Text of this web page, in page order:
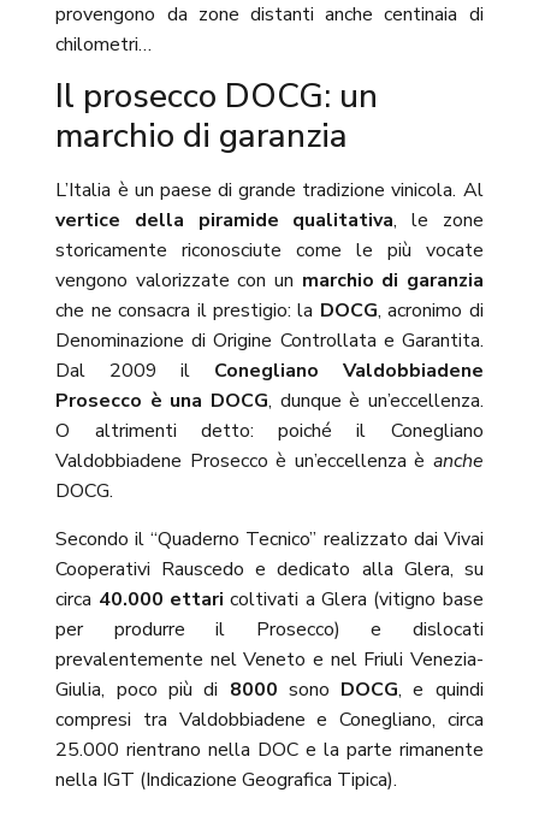
provengono da zone distanti anche centinaia di
chilometri…
Il prosecco DOCG: un
marchio di garanzia
L’Italia è un paese di grande tradizione vinicola. Al
vertice della piramide qualitativa, le zone
storicamente riconosciute come le più vocate
vengono valorizzate con un marchio di garanzia
che ne consacra il prestigio: la DOCG, acronimo di
Denominazione di Origine Controllata e Garantita.
Dal 2009 il Conegliano Valdobbiadene
Prosecco è una DOCG, dunque è un’eccellenza.
O altrimenti detto: poiché il Conegliano
Valdobbiadene Prosecco è un’eccellenza è anche
DOCG.
Secondo il “Quaderno Tecnico” realizzato dai Vivai
Cooperativi Rauscedo e dedicato alla Glera, su
circa 40.000 ettaricoltivati a Glera (vitigno base
per produrre il Prosecco) e dislocati
prevalentemente nel Veneto e nel Friuli Venezia-
Giulia, poco più di 8000 sono DOCG, e quindi
compresi tra Valdobbiadene e Conegliano, circa
25.000 rientrano nella DOC e la parte rimanente
nella IGT (Indicazione Geografica Tipica).